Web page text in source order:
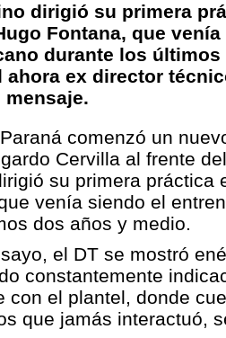
dirigió su primera
Fontana, que
durante los
ahora ex director
comenzó un
Cervilla al frente
su primera práctica
venía siendo el
dos años y medio.
el DT se mostró
constantemente
con el plantel, donde
que jamás interactuó,